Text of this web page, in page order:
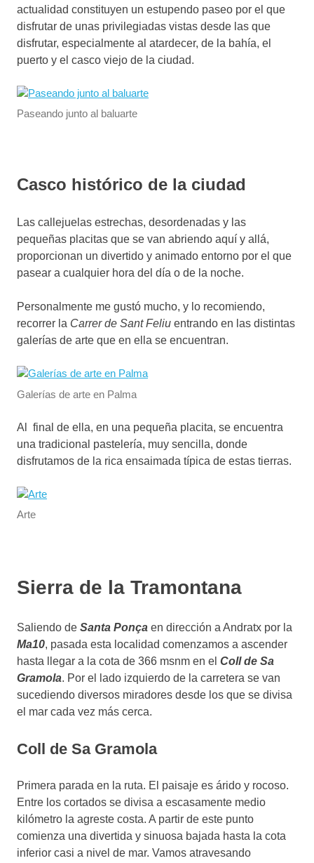
actualidad constituyen un estupendo paseo por el que
disfrutar de unas privilegiadas vistas desde las que
disfrutar, especialmente al atardecer, de la bahía, el
puerto y el casco viejo de la ciudad.
Paseando junto al baluarte
Casco histórico de la ciudad
Las callejuelas estrechas, desordenadas y las
pequeñas placitas que se van abriendo aquí y allá,
proporcionan un divertido y animado entorno por el que
pasear a cualquier hora del día o de la noche.
Personalmente me gustó mucho, y lo recomiendo,
recorrer la Carrer de Sant Feliu entrando en las distintas
galerías de arte que en ella se encuentran.
Galerías de arte en Palma
Al final de ella, en una pequeña placita, se encuentra
una tradicional pastelería, muy sencilla, donde
disfrutamos de la rica ensaimada típica de estas tierras.
Arte
Sierra de la Tramontana
Saliendo de Santa Ponça en dirección a Andratx por la
Ma10, pasada esta localidad comenzamos a ascender
hasta llegar a la cota de 366 msnm en el Coll de Sa
Gramola. Por el lado izquierdo de la carretera se van
sucediendo diversos miradores desde los que se divisa
el mar cada vez más cerca.
Coll de Sa Gramola
Primera parada en la ruta. El paisaje es árido y rocoso.
Entre los cortados se divisa a escasamente medio
kilómetro la agreste costa. A partir de este punto
comienza una divertida y sinuosa bajada hasta la cota
inferior casi a nivel de mar. Vamos atravesando